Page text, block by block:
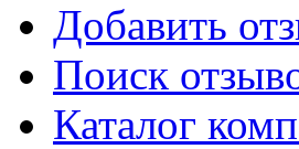
Добавить
Поиск
Каталог